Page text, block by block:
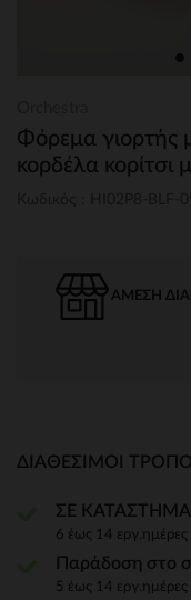
Φόρεμα γιορτής
κορδέλα κορίτσι
ΆΜΕΣΗ
ΔΙΑΘΈΣΙΜΟΙ
ΣΕ ΚΑΤΑΣΤΗΜΑ
6 έως 14 εργ.ημέρες
Παράδοση στο
5 έως 14 εργ.ημέρες